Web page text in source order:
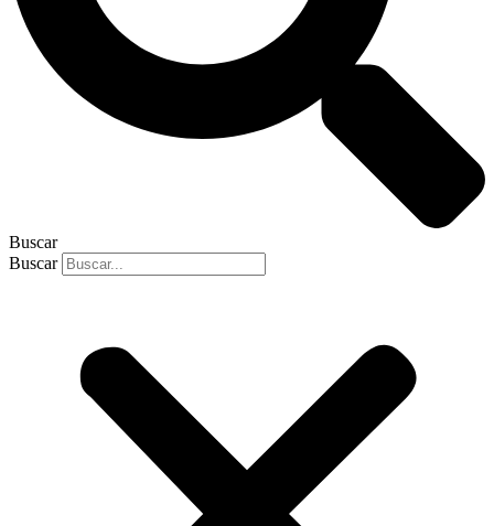
Buscar
Buscar